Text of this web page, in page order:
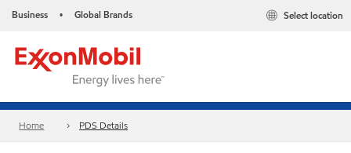
Business • Global Brands Select location
Home PDS Details